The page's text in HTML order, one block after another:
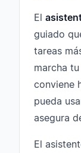
El
guiado
tareas
marcha
conviene
pueda
asegura
El